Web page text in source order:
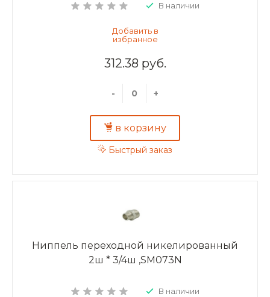
В наличии
312.38 руб.
- +
в корзину
Быстрый заказ
Ниппель переходной никелированный
2ш * 3/4ш ,SM073N
В наличии